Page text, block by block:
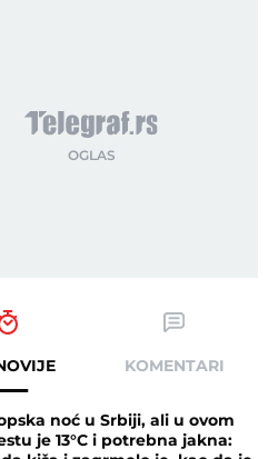
KOMENTARI
noć u Srbiji, ali u ovom
je 13°C i potrebna jakna: